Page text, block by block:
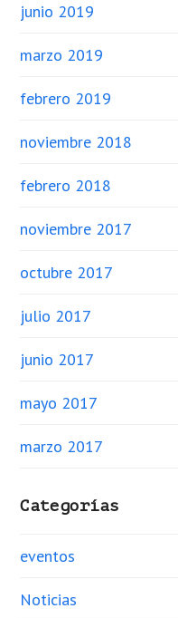
junio 2019
marzo 2019
febrero 2019
noviembre 2018
febrero 2018
noviembre 2017
octubre 2017
julio 2017
junio 2017
mayo 2017
marzo 2017
Categorías
eventos
Noticias